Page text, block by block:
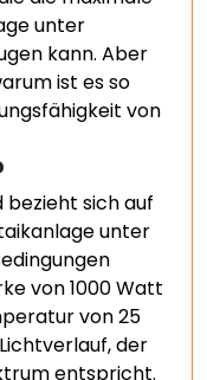
unter
kann. Aber
ist es so
von
sich auf
unter
von 1000 Watt
von 25
der
entspricht.